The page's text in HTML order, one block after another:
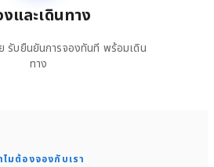
และเดินทาง
รับยืนยันการจองทันที พร้อมเดิน
ทาง
ไมต้องจองกับเรา